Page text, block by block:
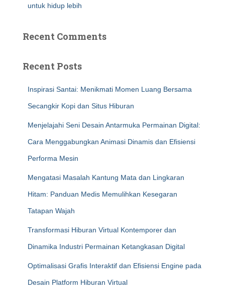
untuk hidup lebih
Recent Comments
Recent Posts
Inspirasi Santai: Menikmati Momen Luang Bersama
Secangkir Kopi dan Situs Hiburan
Menjelajahi Seni Desain Antarmuka Permainan Digital:
Cara Menggabungkan Animasi Dinamis dan Efisiensi
Performa Mesin
Mengatasi Masalah Kantung Mata dan Lingkaran
Hitam: Panduan Medis Memulihkan Kesegaran
Tatapan Wajah
Transformasi Hiburan Virtual Kontemporer dan
Dinamika Industri Permainan Ketangkasan Digital
Optimalisasi Grafis Interaktif dan Efisiensi Engine pada
Desain Platform Hiburan Virtual